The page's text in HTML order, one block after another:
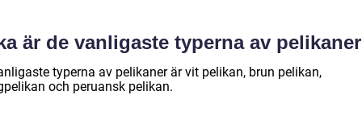
är de vanligaste typerna av
typerna av pelikaner är vit pelikan, brun pelikan,
och peruansk pelikan.